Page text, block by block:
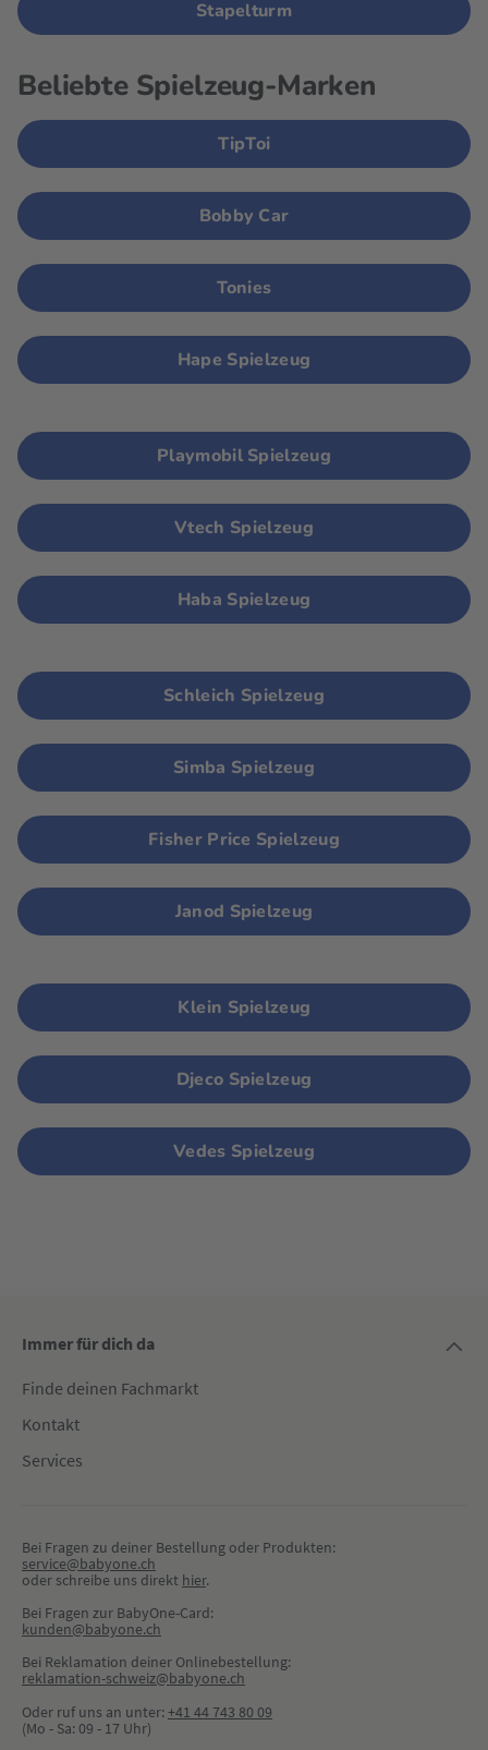
Stapelturm
Beliebte Spielzeug-Marken
TipToi
Bobby Car
Tonies
Hape Spielzeug
Playmobil Spielzeug
Vtech Spielzeug
Haba Spielzeug
Schleich Spielzeug
Simba Spielzeug
Fisher Price Spielzeug
Janod Spielzeug
Klein Spielzeug
Djeco Spielzeug
Vedes Spielzeug
Immer für dich da
Finde deinen Fachmarkt
Kontakt
Services
Bei Fragen zu deiner Bestellung oder Produkten:
service@babyone.ch
oder schreibe uns direkt hier.
Bei Fragen zur BabyOne-Card:
kunden@babyone.ch
Bei Reklamation deiner Onlinebestellung:
reklamation-schweiz@babyone.ch
Oder ruf uns an unter:+41 44 743 80 09
(Mo - Sa: 09 - 17 Uhr)